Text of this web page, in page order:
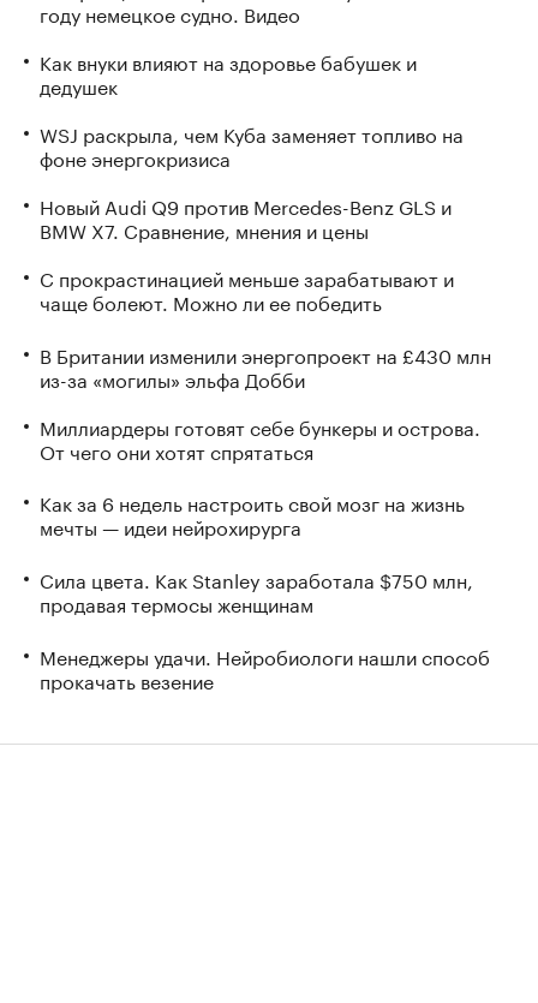
году немецкое судно. Видео
Как внуки влияют на здоровье бабушек и
дедушек
WSJ раскрыла, чем Куба заменяет топливо на
фоне энергокризиса
Новый Audi Q9 против Mercedes-Benz GLS и
BMW X7. Сравнение, мнения и цены
С прокрастинацией меньше зарабатывают и
чаще болеют. Можно ли ее победить
В Британии изменили энергопроект на £430 млн
из-за «могилы» эльфа Добби
Миллиардеры готовят себе бункеры и острова.
От чего они хотят спрятаться
Как за 6 недель настроить свой мозг на жизнь
мечты — идеи нейрохирурга
Сила цвета. Как Stanley заработала $750 млн,
продавая термосы женщинам
Менеджеры удачи. Нейробиологи нашли способ
прокачать везение